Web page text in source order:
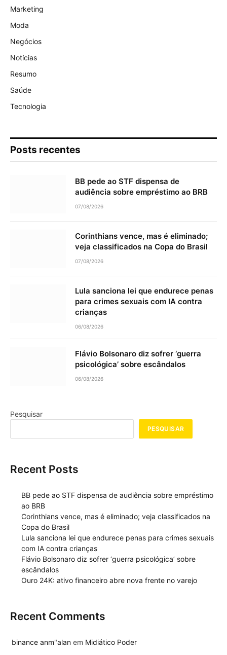
Marketing
Moda
Negócios
Notícias
Resumo
Saúde
Tecnologia
Posts recentes
BB pede ao STF dispensa de
audiência sobre empréstimo ao BRB
07/08/2026
Corinthians vence, mas é eliminado;
veja classificados na Copa do Brasil
07/08/2026
Lula sanciona lei que endurece penas
para crimes sexuais com IA contra
crianças
06/08/2026
Flávio Bolsonaro diz sofrer ‘guerra
psicológica’ sobre escândalos
06/08/2026
Pesquisar
PESQUISAR
Recent Posts
BB pede ao STF dispensa de audiência sobre empréstimo
ao BRB
Corinthians vence, mas é eliminado; veja classificados na
Copa do Brasil
Lula sanciona lei que endurece penas para crimes sexuais
com IA contra crianças
Flávio Bolsonaro diz sofrer ‘guerra psicológica’ sobre
escândalos
Ouro 24K: ativo financeiro abre nova frente no varejo
Recent Comments
binance anm"alan em Midiático Poder